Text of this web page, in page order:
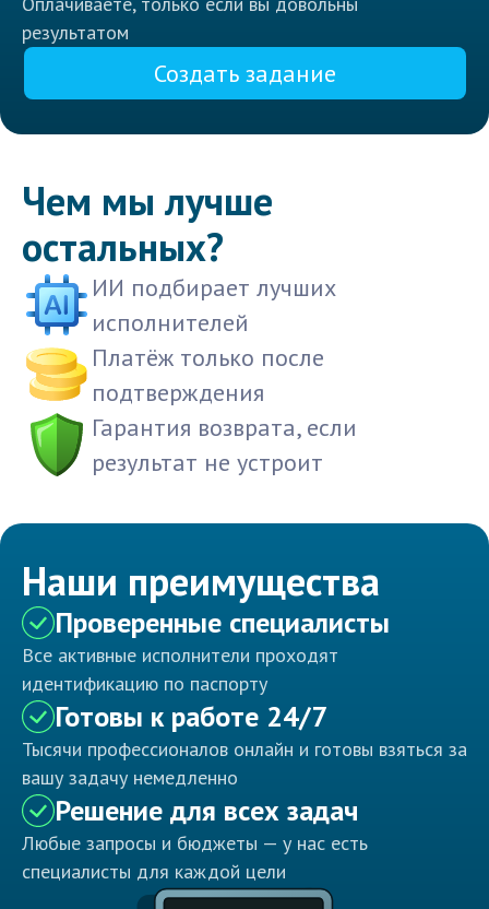
результатом
Создать задание
Чем мы лучше
остальных?
ИИ подбирает лучших
исполнителей
Платёж только после
подтверждения
Гарантия возврата, если
результат не устроит
Наши преимущества
Проверенные специалисты
Все активные исполнители проходят
идентификацию по паспорту
Готовы к работе 24/7
Тысячи профессионалов онлайн и готовы взяться за
вашу задачу немедленно
Решение для всех задач
Любые запросы и бюджеты — у нас есть
специалисты для каждой цели